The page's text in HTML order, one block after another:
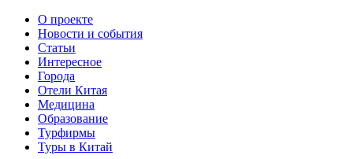
О проекте
Новости и события
Статьи
Интересное
Города
Отели Китая
Медицина
Образование
Турфирмы
Туры в Китай